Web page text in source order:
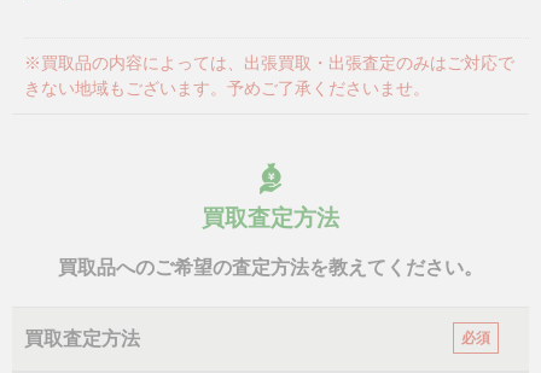
※買取品の内容によっては、出張買取・出張査定のみはご対応で
きない地域もございます。予めご了承くださいませ。
買取査定方法
買取品へのご希望の査定方法を教えてください。
買取査定方法 必須